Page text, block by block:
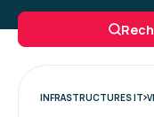
bien, le portail
INFRASTRUCTURES IT